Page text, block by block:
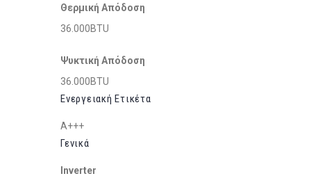
Θερμική Απόδοση
36.000BTU
Ψυκτική Απόδοση
36.000BTU
Ενεργειακή Ετικέτα
A+++
Γενικά
Inverter